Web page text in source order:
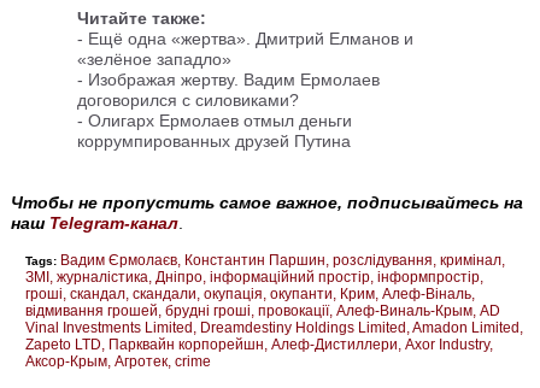
Читайте также:
- Ещё одна «жертва». Дмитрий Елманов и
«зелёное западло»
- Изображая жертву. Вадим Ермолаев
договорился с силовиками?
-Олигарх Ермолаев отмыл деньги
коррумпированных друзей Путина
Чтобы не пропустить самое важное, подписывайтесь на
наш Telegram-канал
Tags: Вадим Єрмолаєв Константин Паршин розслідування кримінал
ЗМІ
журналістика Дніпро інформаційний простір інформпростір
гроші скандал скандали окупація окупанти Крим Алеф-Віналь
відмивання грошей брудні гроші провокації Алеф-Виналь-Крым AD
Vinal Investments Limited
Dreamdestiny Holdings Limited Amadon Limited
Zapeto LTD
Парквайн корпорейшн Алеф-Дистиллери Axor Industry
Аксор-Крым Агротек crime